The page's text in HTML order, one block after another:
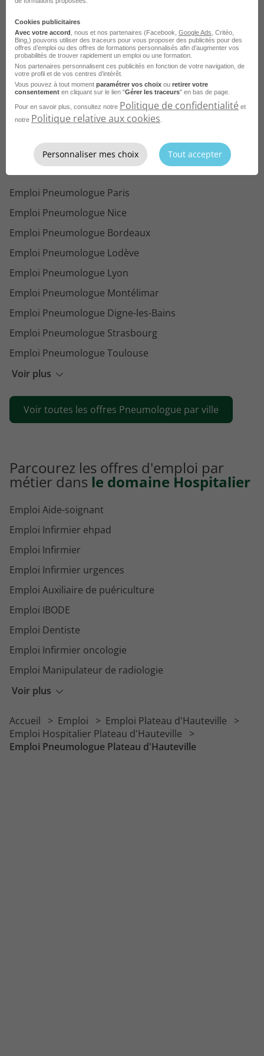
Voir plus
Emploi Ambulancier Plateau d'Hauteville
Emploi ASH Plateau d'Hauteville
Emploi Infirmière chef Plateau d'Hauteville
Emploi Infirmier laboratoire Plateau d'Hauteville
Emploi Auxiliaire de puériculture Plateau d'Hauteville
Emploi Neurologue Plateau d'Hauteville
Emploi Infirmier urgences Plateau d'Hauteville
métierPneumologue dans d'autres
villes
Voir plus
Emploi Pneumologue Paris
Emploi Pneumologue Nice
Emploi Pneumologue Bordeaux
Emploi Pneumologue Lodève
Emploi Pneumologue Lyon
Emploi Pneumologue Montélimar
Emploi Pneumologue Digne-les-Bains
Emploi Pneumologue Strasbourg
Emploi Pneumologue Toulouse
Emploi Pneumologue Orléans
Emploi Pneumologue Lille
Emploi Pneumologue Saint-Cloud
Voir toutes les offres Pneumologue par ville
Parcourez les offres d'emploi par
métier dans le domaine Hospitalier
Voir plus
Emploi Aide-soignant
Emploi Infirmier ehpad
Emploi Infirmier
Emploi Infirmier urgences
Emploi Auxiliaire de puériculture
Emploi IBODE
Emploi Dentiste
Emploi Infirmier oncologie
Emploi Manipulateur de radiologie
Emploi Psychiatre
Emploi Psychomotricien
Accueil Emploi
Emploi Plateau d'Hauteville
Emploi Hospitalier Plateau d'Hauteville
Emploi Pneumologue Plateau d'Hauteville
Cookies publicitaires
Avec votre accord , nous et nos partenaires (Facebook, Google Ads , Critéo,
Bing,) pouvons utiliser des traceurs pour vous proposer des publicités pour des
offres d’emploi ou des offres de formations personnalisés afin d’augmenter vos
probabilités de trouver rapidement un emploi ou une formation.
Nos partenaires personnalisent ces publicités en fonction de votre navigation, de
votre profil et de vos centres d’intérêt.
Vous pouvez à tout moment paramétrer vos choix ou retirer votre
consentement en cliquant sur le lien "Gérer les traceurs" en bas de page.
Pour en savoir plus, consultez notre Politique de confidentialité et
notre Politique relative aux cookies
Personnaliser mes choix Tout accepter